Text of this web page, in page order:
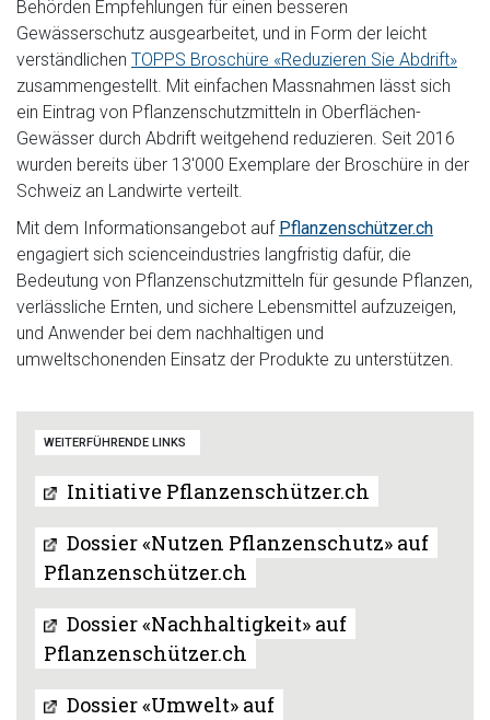
Behörden Empfehlungen für einen besseren
Gewässerschutz ausgearbeitet, und in Form der leicht
verständlichen TOPPS Broschüre «Reduzieren Sie Abdrift»
zusammengestellt. Mit einfachen Massnahmen lässt sich
ein Eintrag von Pflanzenschutzmitteln in Oberflächen-
Gewässer durch Abdrift weitgehend reduzieren. Seit 2016
wurden bereits über 13'000 Exemplare der Broschüre in der
Schweiz an Landwirte verteilt.
Mit dem Informationsangebot auf Pflanzenschützer.ch
engagiert sich scienceindustries langfristig dafür, die
Bedeutung von Pflanzenschutzmitteln für gesunde Pflanzen,
verlässliche Ernten, und sichere Lebensmittel aufzuzeigen,
und Anwender bei dem nachhaltigen und
umweltschonenden Einsatz der Produkte zu unterstützen.
WEITERFÜHRENDE LINKS
Initiative Pflanzenschützer.ch
Dossier «Nutzen Pflanzenschutz» auf
Pflanzenschützer.ch
Dossier «Nachhaltigkeit» auf
Pflanzenschützer.ch
Dossier «Umwelt» auf